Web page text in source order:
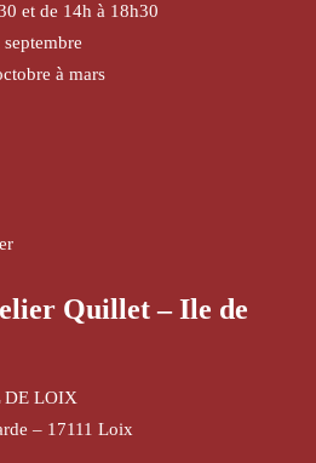
et de 14h à 18h30
à mars
Quillet – Ile de
LOIX
– 17111 Loix